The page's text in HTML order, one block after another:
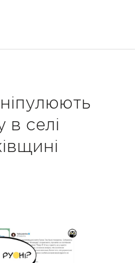
в селі